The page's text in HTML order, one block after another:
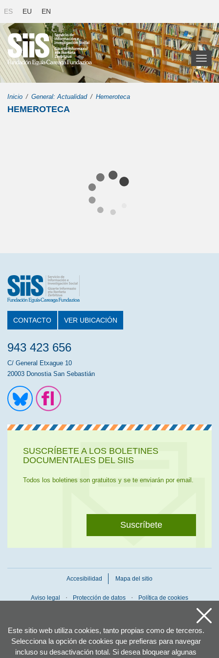
Este sitio web utiliza cookies, tanto propias como de terceros.
Selecciona la opción de cookies que prefieras para navegar
incluso su desactivación total. Si desea bloquear algunas
ES EU EN
Toggle
Inicio General: Actualidad Hemeroteca
HEMEROTECA
CONTACTO VER UBICACIÓN
943 423 656
C/ General Etxague 10
20003 Donostia San Sebastián
SUSCRÍBETE A LOS BOLETINES
DOCUMENTALES DEL SIIS
Todos los boletines son gratuitos y se te enviarán por email.
Suscríbete
Accesibilidad Mapa del sitio
Aviso legal Protección de datos Política de cookies